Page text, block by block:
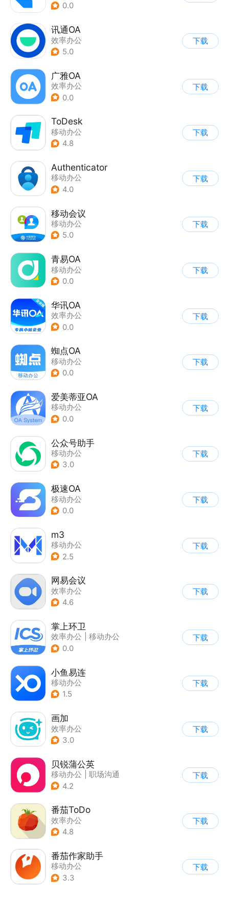
0.0
讯通OA
效率办公
5.0
下载
广雅OA
效率办公
0.0
下载
ToDesk
移动办公
4.8
下载
Authenticator
移动办公
4.0
下载
移动会议
移动办公
5.0
下载
青易OA
移动办公
0.0
下载
华讯OA
效率办公
0.0
下载
蜘点OA
移动办公
0.0
下载
爱美蒂亚OA
移动办公
0.0
下载
公众号助手
移动办公
3.0
下载
极速OA
移动办公
0.0
下载
m3
移动办公
2.5
下载
网易会议
效率办公
4.6
下载
掌上环卫
效率办公
移动办公
0.0
下载
小鱼易连
移动办公
1.5
下载
画加
效率办公
3.0
下载
贝锐蒲公英
移动办公
职场沟通
4.2
下载
番茄ToDo
效率办公
4.8
下载
番茄作家助手
移动办公
3.3
下载